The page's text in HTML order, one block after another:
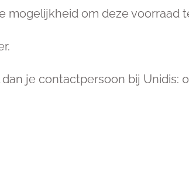
mogelijkheid om deze voorraad
je contactpersoon bij Unidis: